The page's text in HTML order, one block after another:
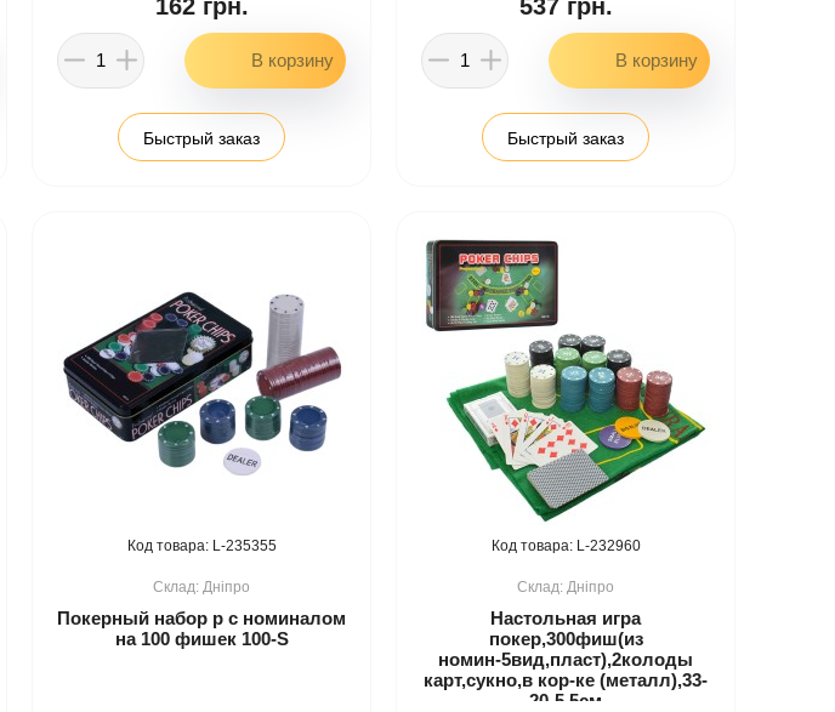
162 грн.
Быстрый заказ
537 грн.
Быстрый заказ
235355
Дніпро
Покерный набор р с номиналом
на 100 фишек 100-S
232960
Дніпро
Настольная игра
покер,300фиш(из
номин-5вид,пласт),2колоды
карт,сукно,в кор-ке (металл),33-
20-5,5см